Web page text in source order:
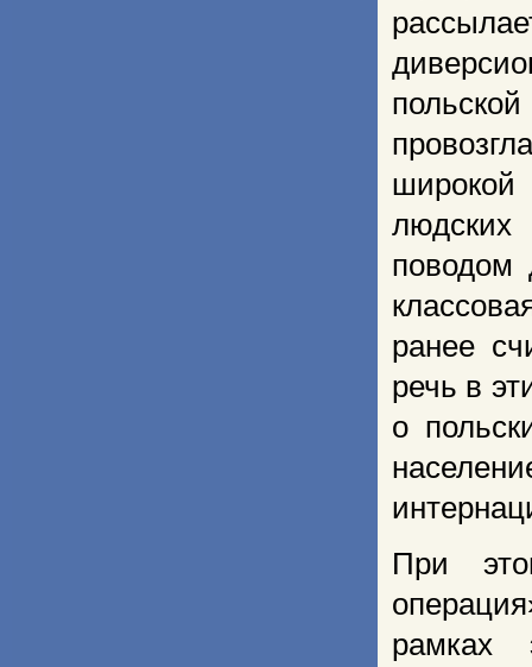
широкой
людских
поводом
ранее
речь в
о
При
рамках